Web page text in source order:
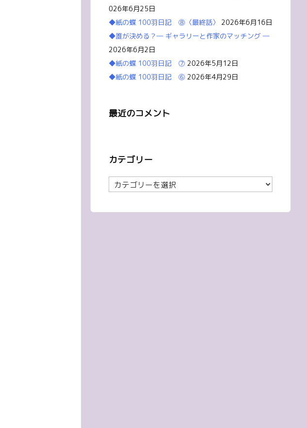
026年6月25日
◆紙の蝶 100羽日記 ⓼〈最終話〉
2026年6月16日
◆誰が決める？― ギャラリーと作家のマッチング ―
2026年6月2日
◆紙の蝶 100羽日記 ⓻ 2026年5月12日
◆紙の蝶 100羽日記 ⓺ 2026年4月29日
最近のコメント
カテゴリー
カ
テ
リ